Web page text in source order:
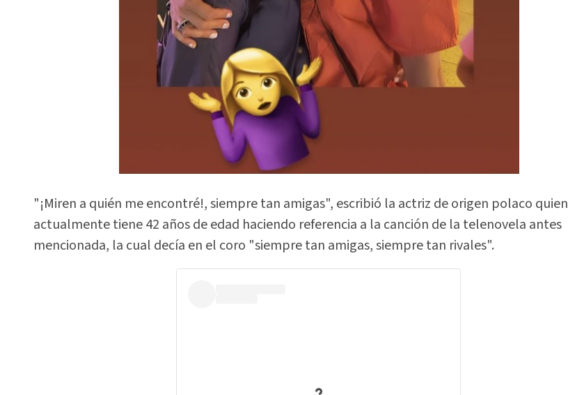
"¡Miren a quién me encontré!, siempre tan amigas", escribió la actriz de origen polaco quien
actualmente tiene 42 años de edad haciendo referencia a la canción de la telenovela antes
mencionada, la cual decía en el coro "siempre tan amigas, siempre tan rivales".